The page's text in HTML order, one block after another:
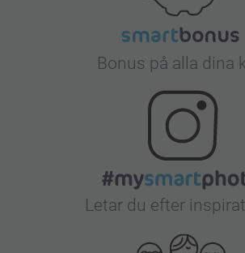
Bonus på alla dina
Letar du efter